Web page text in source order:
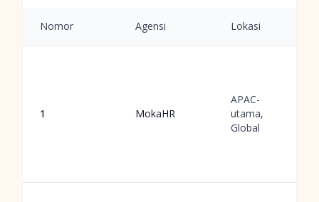
Nomor Agensi Lokasi
1 MokaHR
APAC-
utama,
Global